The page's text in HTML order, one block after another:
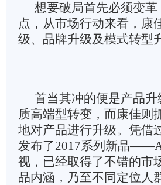
想要破局首先必须变
点，从市场行动来看，康
级、品牌升级及模式转型
首当其冲的便是产品
质高端型转变，而康佳则
地对产品进行升级。凭借
发布了2017系列新品
视，已经取得了不错的市
品内涵，乃至不同定位人